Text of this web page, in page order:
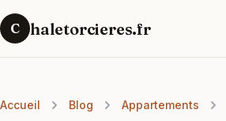
C haletorcieres.fr
Accueil Blog Appartements